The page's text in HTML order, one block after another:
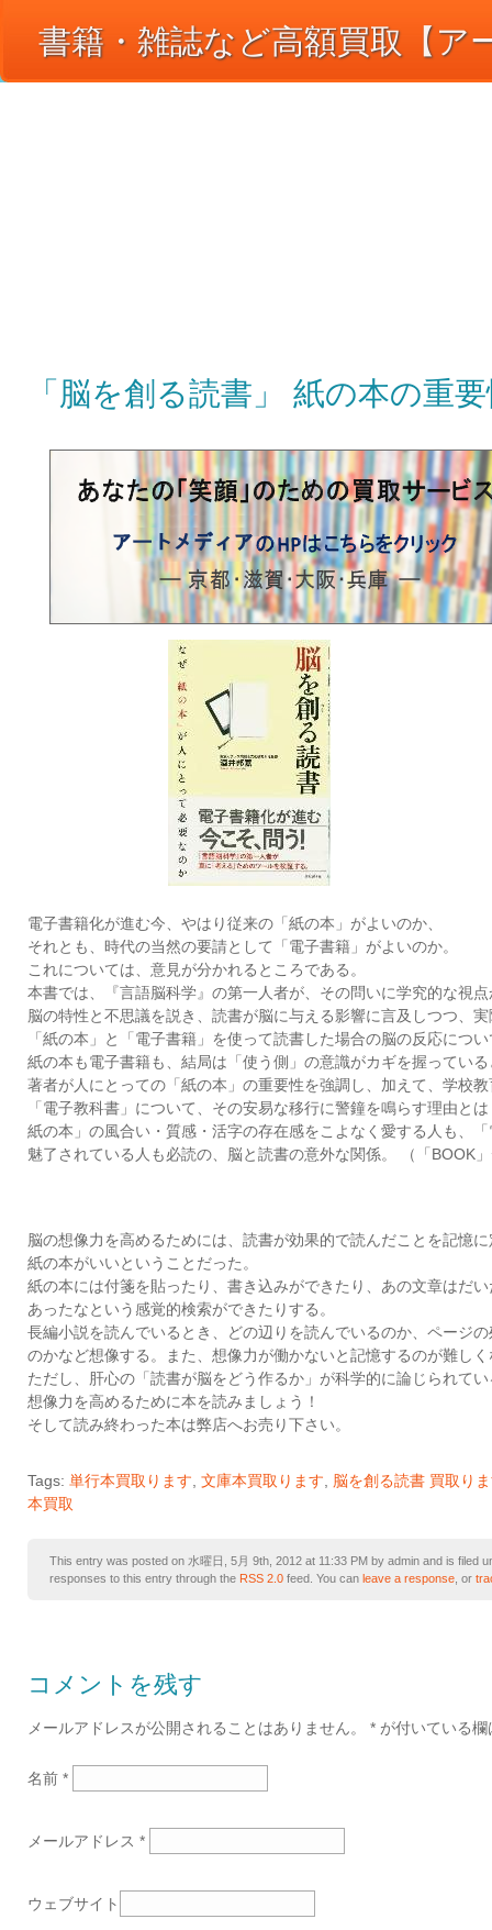
書籍・雑誌など高額買取【ア
「脳を創る読書」 紙の本の重
電子書籍化が進む今、やはり従来の「紙の本」がよいのか、
それとも、時代の当然の要請として「電子書籍」がよいのか。
これについては、意見が分かれるところである。
本書では、『言語脳科学』の第一人者が、その問いに学究的な視
脳の特性と不思議を説き、読書が脳に与える影響に言及しつつ、
「紙の本」と「電子書籍」を使って読書した場合の脳の反応につ
紙の本も電子書籍も、結局は「使う側」の意識がカギを握ってい
著者が人にとっての「紙の本」の重要性を強調し、加えて、学校
「電子教科書」について、その安易な移行に警鐘を鳴らす理由と
紙の本」の風合い・質感・活字の存在感をこよなく愛する人も、
魅了されている人も必読の、脳と読書の意外な関係。 （「BOOK
脳の想像力を高めるためには、読書が効果的で読んだことを記憶
紙の本がいいということだった。
紙の本には付箋を貼ったり、書き込みができたり、あの文章はだ
あったなという感覚的検索ができたりする。
長編小説を読んでいるとき、どの辺りを読んでいるのか、ページ
のかなど想像する。また、想像力が働かないと記憶するのが難し
ただし、肝心の「読書が脳をどう作るか」が科学的に論じられて
想像力を高めるために本を読みましょう！
そして読み終わった本は弊店へお売り下さい。
Tags: 単行本買取ります 文庫本買取ります
脳を創る読書 買取り
本買取
This entry was posted on 水曜日, 5月 9th, 2012 at 11:33 PM by admin and is filed
responses to this entry through the RSS 2.0 feed. You can leave a response , or
コメントを残す
メールアドレスが公開されることはありません。 * が付いている
名前 *
メールアドレス *
ウェブサイト